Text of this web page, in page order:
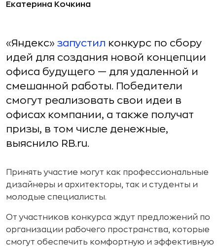
Екатерина Кочкина
«Яндекс» запустил конкурс по сбору
идей для создания новой концепции
офиса будущего — для удаленной и
смешанной работы. Победители
смогут реализовать свои идеи в
офисах компании, а также получат
призы, в том числе денежные,
выяснило RB.ru.
Принять участие могут как профессиональные
дизайнеры и архитекторы, так и студенты и
молодые специалисты.
От участников конкурса ждут предложений по
организации рабочего пространства, которые
смогут обеспечить комфортную и эффективную